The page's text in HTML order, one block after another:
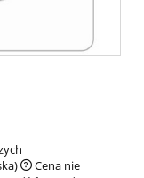
Cena nie